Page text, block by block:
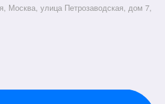
Москва, улица Петрозаводская, дом 7,